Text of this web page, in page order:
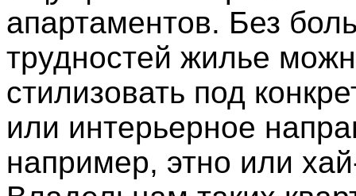
апартаментов. Без
трудностей жилье
стилизовать под
или интерьерное
например, этно или